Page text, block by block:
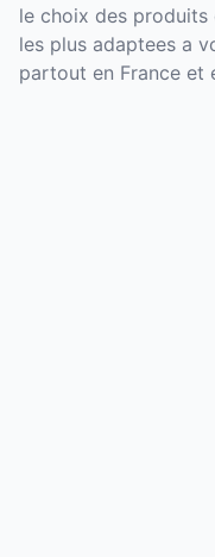
le choix des produits
les plus adaptees a
partout en France et